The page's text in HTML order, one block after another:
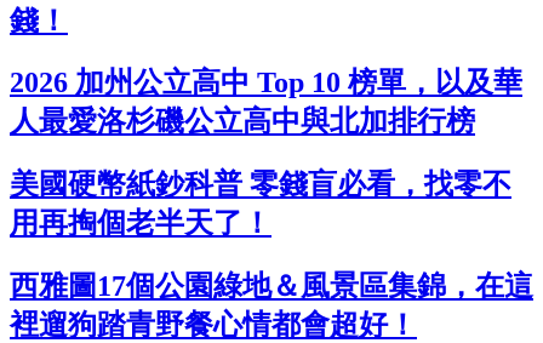
錢！
2026 加州公立高中 Top 10 榜單，以及華
人最愛洛杉磯公立高中與北加排行榜
美國硬幣紙鈔科普 零錢盲必看，找零不
用再掏個老半天了！
西雅圖17個公園綠地＆風景區集錦，在這
裡遛狗踏青野餐心情都會超好！